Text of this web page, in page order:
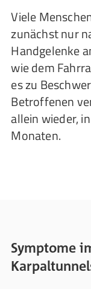
Viele
zunächst nur
Handgelenke
wie dem
es zu
Betroffenen
allein wieder,
Monaten.
Symptome